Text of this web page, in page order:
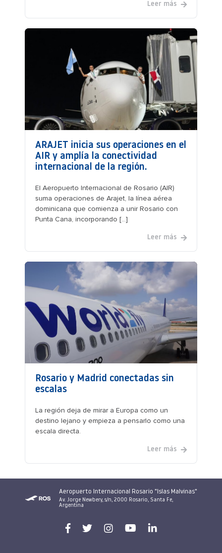
Leer más
ARAJET inicia sus operaciones en el
AIR y amplía la conectividad
internacional de la región.
El Aeropuerto Internacional de Rosario (AIR)
suma operaciones de Arajet, la línea aérea
dominicana que comienza a unir Rosario con
Punta Cana, incorporando [...]
Leer más
Rosario y Madrid conectadas sin
escalas
La región deja de mirar a Europa como un
destino lejano y empieza a pensarlo como una
escala directa.
Leer más
Aeropuerto Internacional Rosario "Islas Malvinas"
Av. Jorge Newbery, s/n, 2000 Rosario, Santa Fe,
Argentina